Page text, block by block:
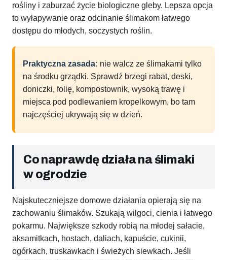
rośliny i zaburzać życie biologiczne gleby. Lepsza opcja
to wyłapywanie oraz odcinanie ślimakom łatwego
dostępu do młodych, soczystych roślin.
Praktyczna zasada: nie walcz ze ślimakami tylko
na środku grządki. Sprawdź brzegi rabat, deski,
doniczki, folię, kompostownik, wysoką trawę i
miejsca pod podlewaniem kropelkowym, bo tam
najczęściej ukrywają się w dzień.
Co naprawdę działa na ślimaki
w ogrodzie
Najskuteczniejsze domowe działania opierają się na
zachowaniu ślimaków. Szukają wilgoci, cienia i łatwego
pokarmu. Największe szkody robią na młodej sałacie,
aksamitkach, hostach, daliach, kapuście, cukinii,
ogórkach, truskawkach i świeżych siewkach. Jeśli